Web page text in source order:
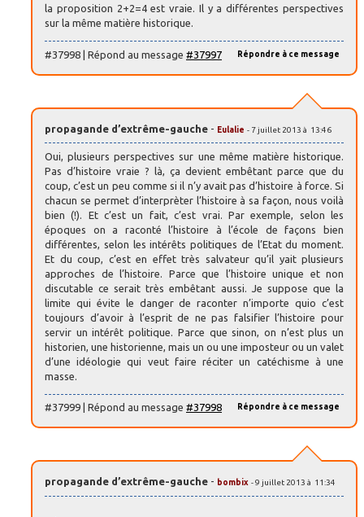
la proposition 2+2=4 est vraie. Il y a différentes perspectives
sur la même matière historique.
Répondre à ce message
#37998 | Répond au message #37997
propagande d’extrême-gauche - Eulalie - 7 juillet 2013 à 13:46
Oui, plusieurs perspectives sur une même matière historique.
Pas d’histoire vraie ? là, ça devient embêtant parce que du
coup, c’est un peu comme si il n’y avait pas d’histoire à force. Si
chacun se permet d’interprèter l’histoire à sa façon, nous voilà
bien (!). Et c’est un fait, c’est vrai. Par exemple, selon les
époques on a raconté l’histoire à l’école de façons bien
différentes, selon les intérêts politiques de l’Etat du moment.
Et du coup, c’est en effet très salvateur qu’il yait plusieurs
approches de l’histoire. Parce que l’histoire unique et non
discutable ce serait très embêtant aussi. Je suppose que la
limite qui évite le danger de raconter n’importe quio c’est
toujours d’avoir à l’esprit de ne pas falsifier l’histoire pour
servir un intérêt politique. Parce que sinon, on n’est plus un
historien, une historienne, mais un ou une imposteur ou un valet
d’une idéologie qui veut faire réciter un catéchisme à une
masse.
Répondre à ce message
#37999 | Répond au message #37998
propagande d’extrême-gauche - bombix - 9 juillet 2013 à 11:34